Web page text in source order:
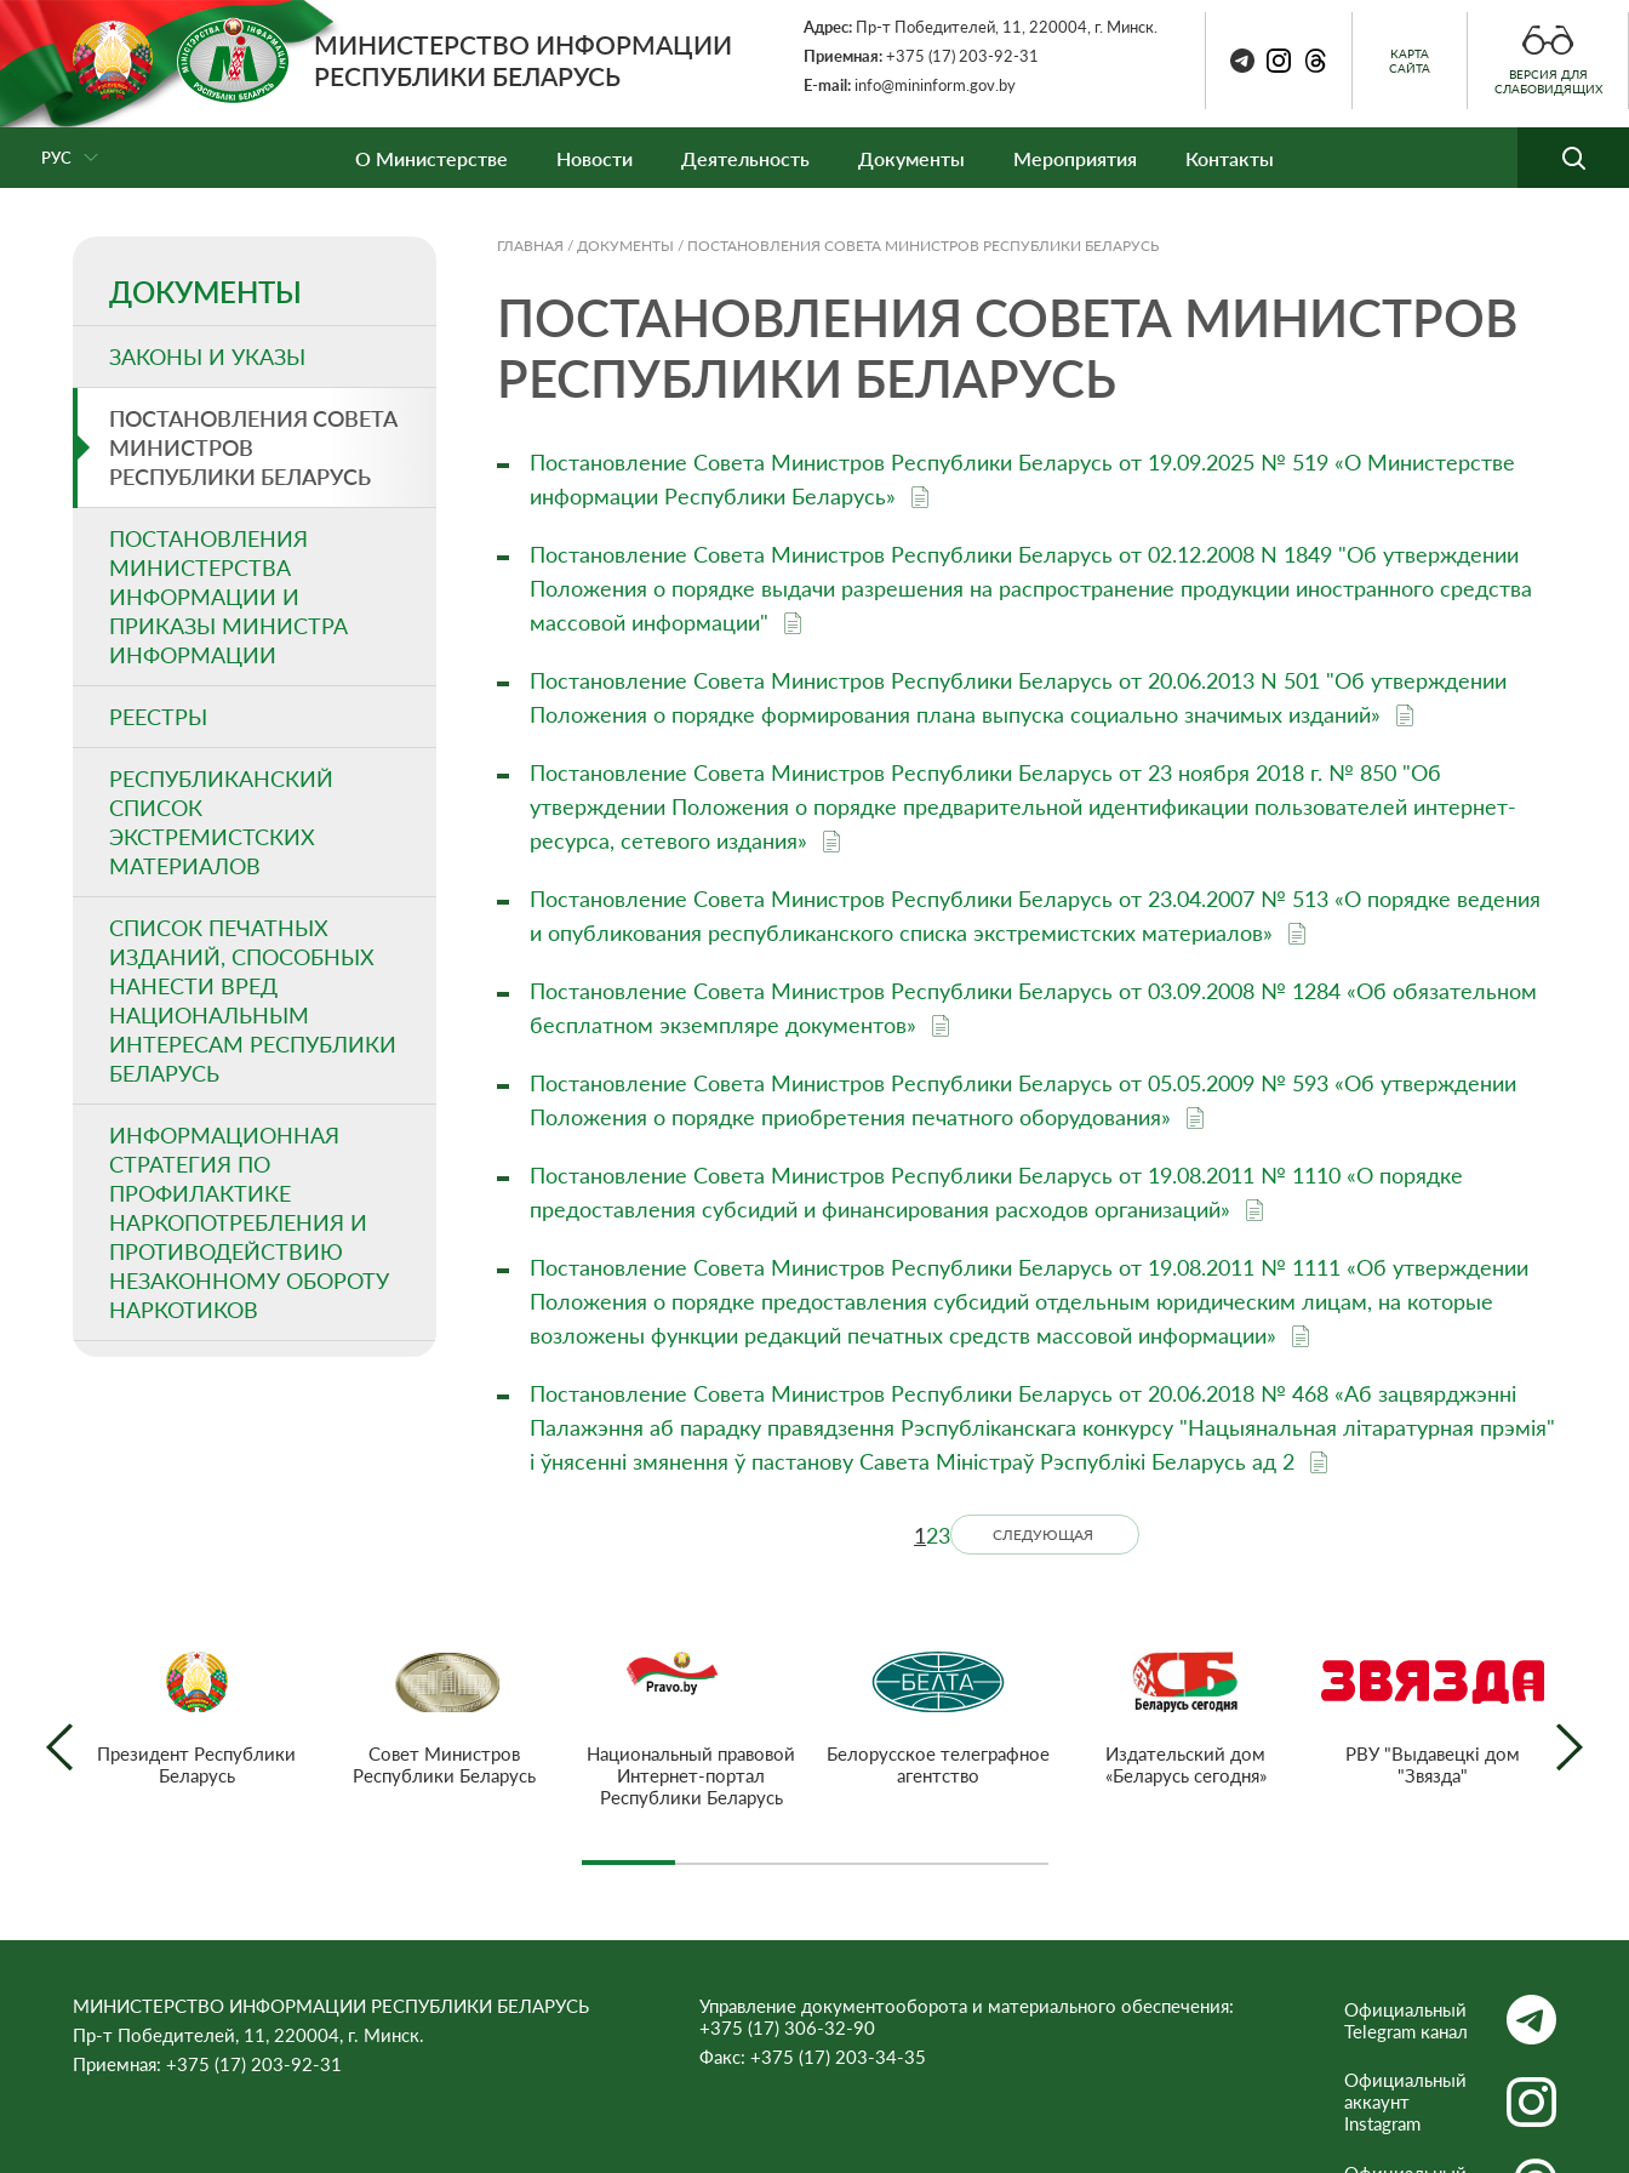
МИНИСТЕРСТВО ИНФОРМАЦИИ
РЕСПУБЛИКИ БЕЛАРУСЬ
Адрес: Пр-т Победителей, 11, 220004, г. Минск.
Приемная:+375 (17) 203-92-31
E-mail:info@mininform.gov.by
КАРТА
САЙТА
ВЕРСИЯ ДЛЯ
СЛАБОВИДЯЩИХ
РУС О Министерстве Новости Деятельность Документы Мероприятия Контакты
ДОКУМЕНТЫ
ЗАКОНЫ И УКАЗЫ
ПОСТАНОВЛЕНИЯ СОВЕТА
МИНИСТРОВ
РЕСПУБЛИКИ БЕЛАРУСЬ
ПОСТАНОВЛЕНИЯ
МИНИСТЕРСТВА
ИНФОРМАЦИИ И
ПРИКАЗЫ МИНИСТРА
ИНФОРМАЦИИ
РЕЕСТРЫ
РЕСПУБЛИКАНСКИЙ
СПИСОК
ЭКСТРЕМИСТСКИХ
МАТЕРИАЛОВ
СПИСОК ПЕЧАТНЫХ
ИЗДАНИЙ, СПОСОБНЫХ
НАНЕСТИ ВРЕД
НАЦИОНАЛЬНЫМ
ИНТЕРЕСАМ РЕСПУБЛИКИ
БЕЛАРУСЬ
ИНФОРМАЦИОННАЯ
СТРАТЕГИЯ ПО
ПРОФИЛАКТИКЕ
НАРКОПОТРЕБЛЕНИЯ И
ПРОТИВОДЕЙСТВИЮ
НЕЗАКОННОМУ ОБОРОТУ
НАРКОТИКОВ
ГЛАВНАЯ / ДОКУМЕНТЫ / ПОСТАНОВЛЕНИЯ СОВЕТА МИНИСТРОВ РЕСПУБЛИКИ БЕЛАРУСЬ
ПОСТАНОВЛЕНИЯ СОВЕТА МИНИСТРОВ
РЕСПУБЛИКИ БЕЛАРУСЬ
Постановление Совета Министров Республики Беларусь от 19.09.2025 № 519 «О Министерстве
информации Республики Беларусь»
Постановление Совета Министров Республики Беларусь от 02.12.2008 N 1849 "Об утверждении
Положения о порядке выдачи разрешения на распространение продукции иностранного средства
массовой информации"
Постановление Совета Министров Республики Беларусь от 20.06.2013 N 501 "Об утверждении
Положения о порядке формирования плана выпуска социально значимых изданий»
Постановление Совета Министров Республики Беларусь от 23 ноября 2018 г. № 850 "Об
утверждении Положения о порядке предварительной идентификации пользователей интернет-
ресурса, сетевого издания»
Постановление Совета Министров Республики Беларусь от 23.04.2007 № 513 «О порядке ведения
и опубликования республиканского списка экстремистских материалов»
Постановление Совета Министров Республики Беларусь от 03.09.2008 № 1284 «Об обязательном
бесплатном экземпляре документов»
Постановление Совета Министров Республики Беларусь от 05.05.2009 № 593 «Об утверждении
Положения о порядке приобретения печатного оборудования»
Постановление Совета Министров Республики Беларусь от 19.08.2011 № 1110 «О порядке
предоставления субсидий и финансирования расходов организаций»
Постановление Совета Министров Республики Беларусь от 19.08.2011 № 1111 «Об утверждении
Положения о порядке предоставления субсидий отдельным юридическим лицам, на которые
возложены функции редакций печатных средств массовой информации»
Постановление Совета Министров Республики Беларусь от 20.06.2018 № 468 «Аб зацвярджэннi
Палажэння аб парадку правядзення Рэспублiканскага конкурсу "Нацыянальная лiтаратурная прэмiя"
i ўнясеннi змянення ў пастанову Савета Мiнiстраў Рэспублiкi Беларусь ад 2
123 СЛЕДУЮЩАЯ
Президент Республики
Беларусь
Совет Министров
Республики Беларусь
Национальный правовой
Интернет-портал
Республики Беларусь
Белорусское телеграфное
агентство
Издательский дом
«Беларусь сегодня»
РВУ "Выдавецкі дом
"Звязда"
МИНИСТЕРСТВО ИНФОРМАЦИИ РЕСПУБЛИКИ БЕЛАРУСЬ
Пр-т Победителей, 11, 220004, г. Минск.
Приемная: +375 (17) 203-92-31
Управление документооборота и материального обеспечения:
+375 (17) 306-32-90
Факс: +375 (17) 203-34-35
Официальный
Telegram канал
Официальный
аккаунт
Instagram